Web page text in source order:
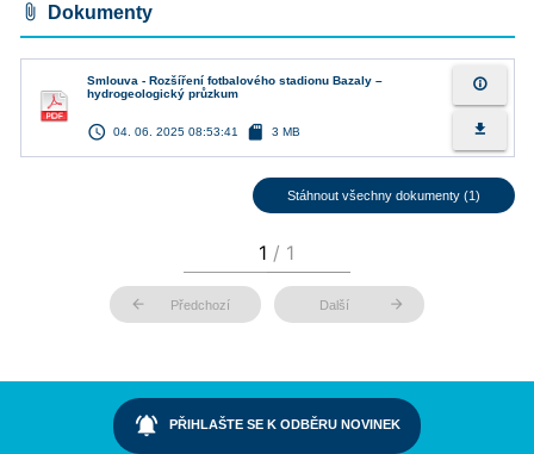
attach_file Dokumenty
Smlouva - Rozšíření fotbalového stadionu Bazaly –
hydrogeologický průzkum
access_time 04. 06. 2025 08:53:41 sd_card 3 MB
info_outline
file_download
Stáhnout všechny dokumenty (1)
arrow_back Předchozí Další arrow_forward
notifications_active PŘIHLAŠTE SE K ODBĚRU NOVINEK